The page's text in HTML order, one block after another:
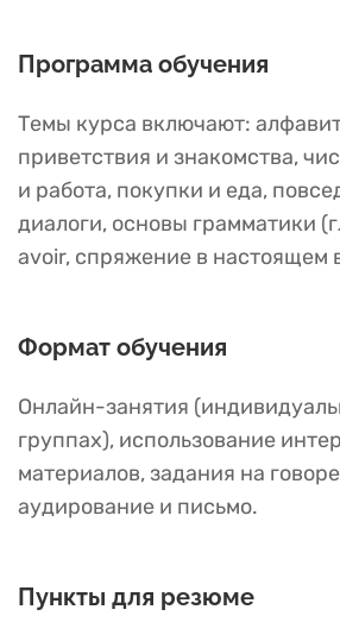
Программа обучения
Темы курса включают:
приветствия и знакомства,
и работа, покупки и еда,
диалоги, основы грамматики
avoir, спряжение в настоящем
Формат обучения
Онлайн-занятия
группах), использование
материалов, задания на
аудирование и письмо.
Пункты для резюме